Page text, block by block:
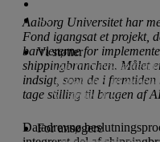
Vi støtter
Lån til iværksætteri
Donationer til
Vi støtter ikke
For ansøgere
Aalborg Universitet har
Fond igangsat et projekt,
barriererne for
shippingbranchen. Målet
indsigt, som de i
tage stilling til brugen af
Datadrevne